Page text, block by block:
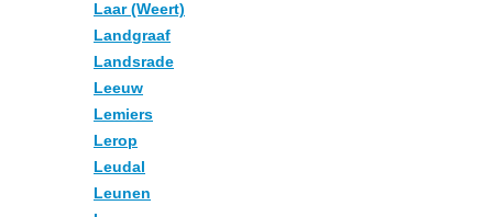
Laar (Weert)
Landgraaf
Landsrade
Leeuw
Lemiers
Lerop
Leudal
Leunen